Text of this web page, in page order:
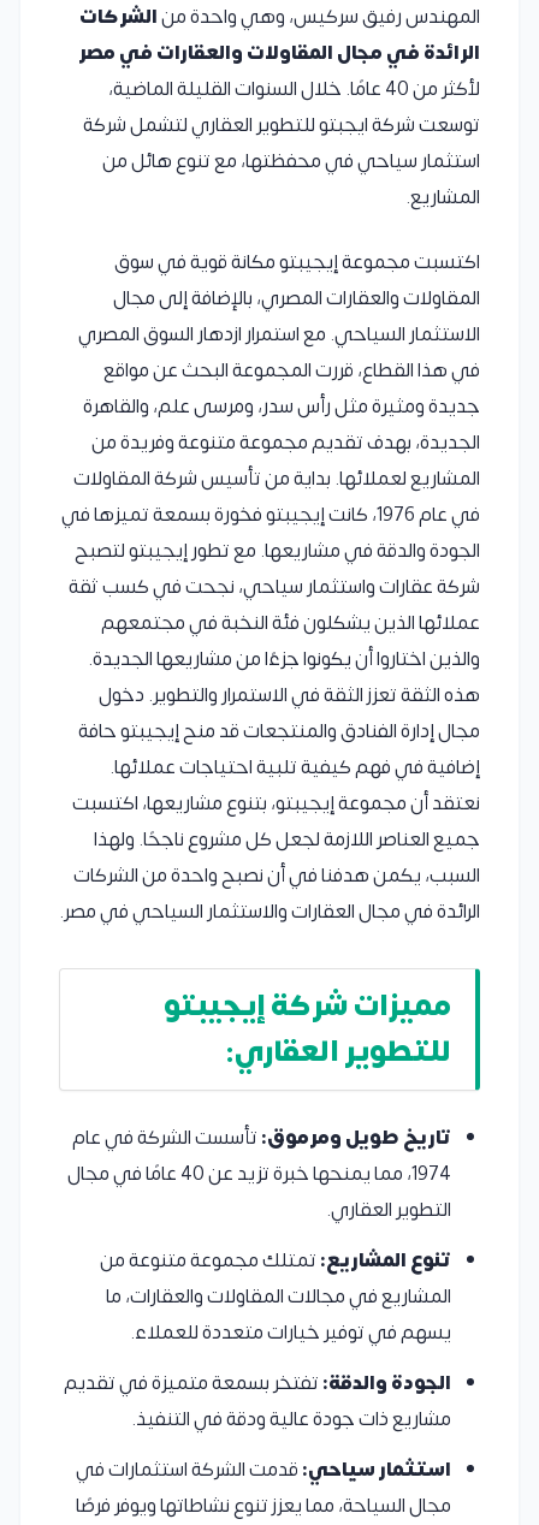
المهندس رفيق سركيس، وهي واحدة منالشركات
الرائدة في مجال المقاولات والعقارات في مصر
لأكثر من 40 عامًا. خلال السنوات القليلة الماضية،
توسعت شركة ايجبتو للتطوير العقاري لتشمل شركة
استثمار سياحي في محفظتها، مع تنوع هائل من
المشاريع.
اكتسبت مجموعة إيجيبتو مكانة قوية في سوق
المقاولات والعقارات المصري، بالإضافة إلى مجال
الاستثمار السياحي. مع استمرار ازدهار السوق المصري
في هذا القطاع، قررت المجموعة البحث عن مواقع
جديدة ومثيرة مثل رأس سدر، ومرسى علم، والقاهرة
الجديدة، بهدف تقديم مجموعة متنوعة وفريدة من
المشاريع لعملائها. بداية من تأسيس شركة المقاولات
في عام 1976، كانت إيجيبتو فخورة بسمعة تميزها في
الجودة والدقة في مشاريعها. مع تطور إيجيبتو لتصبح
شركة عقارات واستثمار سياحي، نجحت في كسب ثقة
عملائها الذين يشكلون فئة النخبة في مجتمعهم
والذين اختاروا أن يكونوا جزءًا من مشاريعها الجديدة.
هذه الثقة تعزز الثقة في الاستمرار والتطوير. دخول
مجال إدارة الفنادق والمنتجعات قد منح إيجيبتو حافة
إضافية في فهم كيفية تلبية احتياجات عملائها.
نعتقد أن مجموعة إيجيبتو، بتنوع مشاريعها، اكتسبت
جميع العناصر اللازمة لجعل كل مشروع ناجحًا. ولهذا
السبب، يكمن هدفنا في أن نصبح واحدة من الشركات
الرائدة في مجال العقارات والاستثمار السياحي في مصر.
مميزات شركة إيجيبتو
للتطوير العقاري:
تاريخ طويل ومرموق:تأسست الشركة في عام
1974، مما يمنحها خبرة تزيد عن 40 عامًا في مجال
التطوير العقاري.
تنوع المشاريع:تمتلك مجموعة متنوعة من
المشاريع في مجالات المقاولات والعقارات، ما
يسهم في توفير خيارات متعددة للعملاء.
الجودة والدقة:تفتخر بسمعة متميزة في تقديم
مشاريع ذات جودة عالية ودقة في التنفيذ.
استثمار سياحي:قدمت الشركة استثمارات في
مجال السياحة، مما يعزز تنوع نشاطاتها ويوفر فرصًا